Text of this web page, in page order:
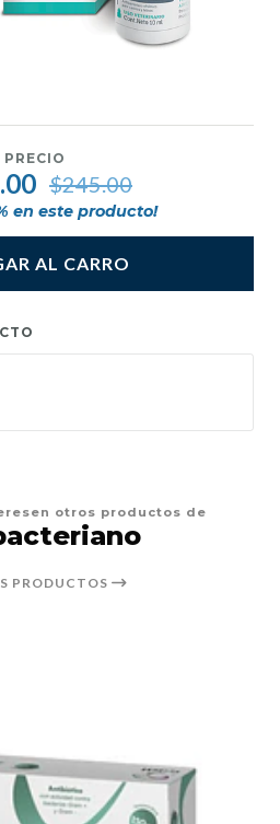
PRECIO
$245.00
en este producto!
AL CARRO
otros productos de
PRODUCTOS